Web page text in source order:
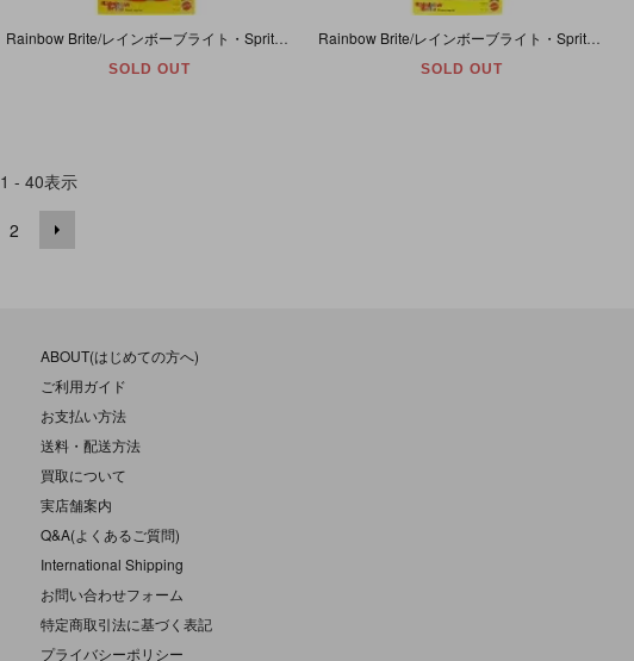
Rainbow Brite/レインボーブライト・Sprites/スプライト・Spark/スパーク・ドール・ぬいぐるみ・イエロー・Mattel/マテル・1983年・約30cm
SOLD OUT
Rainbow Brite/レインボーブライト・Sprites/スプライト・Champ/チャンプ・ドール・ぬいぐるみ・ブルー・Mattel/マテル・1983年・約30cm
SOLD OUT
1 - 40表示
2
ABOUT(はじめての方へ)
ご利用ガイド
お支払い方法
送料・配送方法
買取について
実店舗案内
Q&A(よくあるご質問)
International Shipping
お問い合わせフォーム
特定商取引法に基づく表記
プライバシーポリシー